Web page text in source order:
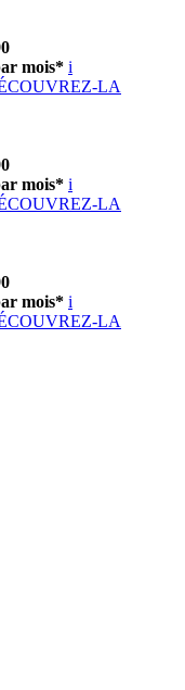
mois* i
LA
mois* i
LA
mois* i
LA